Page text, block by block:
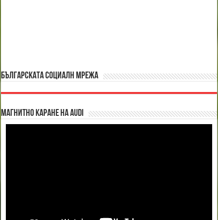
БЪЛГАРСКАТА СОЦИАЛН МРЕЖА
Магнитно каране на Audi